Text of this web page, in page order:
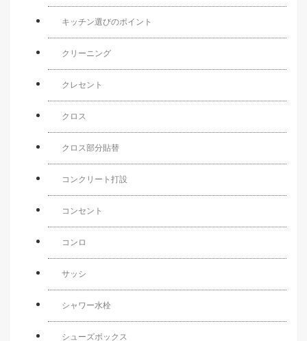
キッチン選びのポイント
クリーニング
クレセント
クロス
クロス部分貼替
コンクリート打設
コンセント
コンロ
サッシ
シャワー水栓
シューズボックス